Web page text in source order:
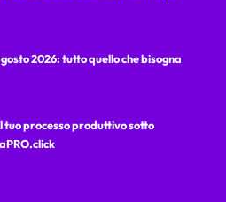
2026: tutto quello che bisogna
tuo processo produttivo sotto